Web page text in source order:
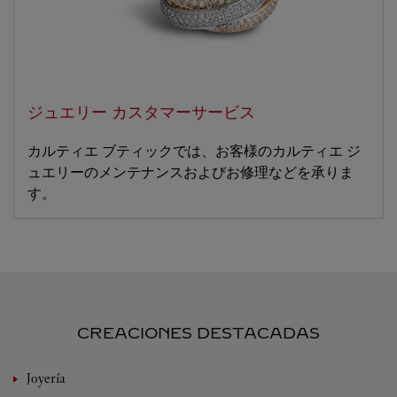
ジュエリー カスタマーサービス
カルティエ ブティックでは、お客様のカルティエ ジ
ュエリーのメンテナンスおよびお修理などを承りま
す。
CREACIONES DESTACADAS
Joyería